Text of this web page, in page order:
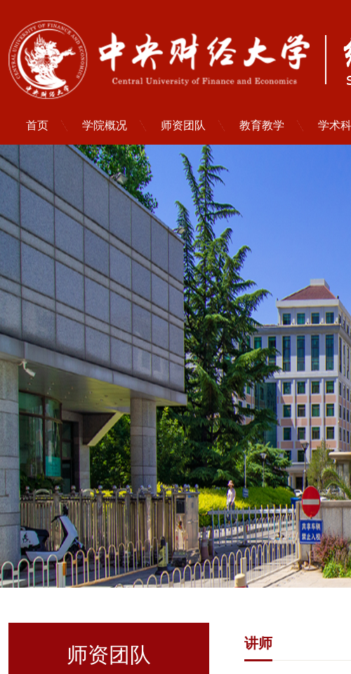
首页 学院概况 师资团队 教育教学 学术
师资团队 讲师